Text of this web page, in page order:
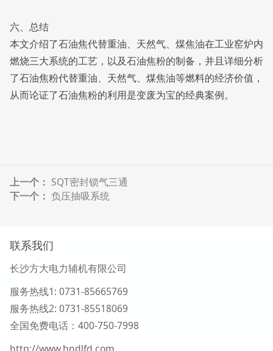
六、总结
本文介绍了石油焦代替重油、天然气、煤焦油在工业窑炉内
燃烧三大系统的工艺，以及石油焦粉的制备，并且详细分析
了石油焦粉代替重油、天然气、煤焦油等燃料的经济价值，
从而论证了石油焦粉的利用是变废为宝的经典案例。
上一个： SQT密封锁气三通
下一个： 负压抽吸系统
联系我们
长沙方大电力辅机有限公司
服务热线1: 0731-85665769
服务热线2: 0731-85518069
全国免费电话：400-750-7998